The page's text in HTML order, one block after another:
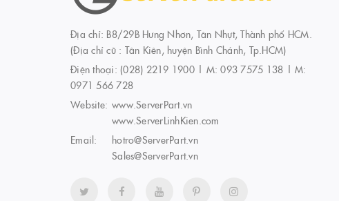
Địa chỉ: B8/29B Hưng Nhơn, Tân Nhựt, Thành phố HCM.
(Địa chỉ cũ : Tân Kiên, huyện Bình Chánh, Tp.HCM)
Điện thoại: (028) 2219 1900 | M: 093 7575 138 | M:
0971 566 728
Website: www.ServerPart.vn
www.ServerLinhKien.com
Email:
hotro@ServerPart.vn
Sales@ServerPart.vn